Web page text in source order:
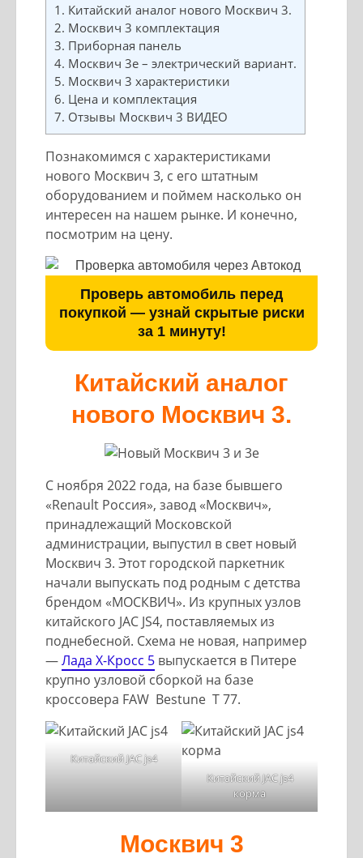
1. Китайский аналог нового Москвич 3.
2. Москвич 3 комплектация
3. Приборная панель
4. Москвич 3е – электрический вариант.
5. Москвич 3 характеристики
6. Цена и комплектация
7. Отзывы Москвич 3 ВИДЕО
Познакомимся с характеристиками
нового Москвич 3, с его штатным
оборудованием и поймем насколько он
интересен на нашем рынке. И конечно,
посмотрим на цену.
Проверь автомобиль перед
покупкой — узнай скрытые риски
за 1 минуту!
Китайский аналог
нового Москвич 3.
С ноября 2022 года, на базе бывшего
«Renault Россия», завод «Москвич»,
принадлежащий Московской
администрации, выпустил в свет новый
Москвич 3. Этот городской паркетник
начали выпускать под родным с детства
брендом «МОСКВИЧ». Из крупных узлов
китайского JAC JS4, поставляемых из
поднебесной. Схема не новая, например
—Лада Х-Кросс 5 выпускается в Питере
крупно узловой сборкой на базе
кроссовера FAW Bestune T 77.
Китайский JAC js4
Китайский JAC js4
корма
Москвич 3